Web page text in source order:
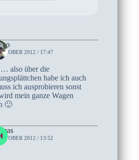
2012 / 17:47
also über die
habe ich auch
ich ausprobieren sonst
mein ganze Wagen
🙂
2012 / 13:52